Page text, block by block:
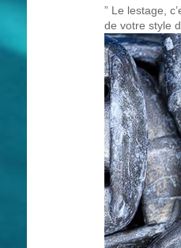
” Le lestage,
de votre style